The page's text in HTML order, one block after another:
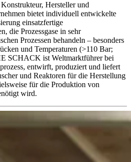
Hersteller und
bietet individuell entwickelte
einsatzfertige
die Prozessgase in sehr
Prozessen behandeln – besonders
und Temperaturen (>110 Bar;
SCHACK ist Weltmarktführer bei
entwirft, produziert und liefert
und Reaktoren für die Herstellung
für die Produktion von
wird.